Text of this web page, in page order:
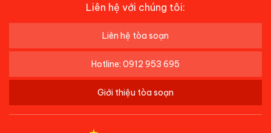
Liên hệ với chúng tôi:
Liên hệ tòa soạn
Hotline: 0912 953 695
Giới thiệu tòa soạn